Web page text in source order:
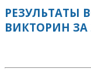
РЕЗУЛЬТАТЫ
ВИКТОРИН ЗА